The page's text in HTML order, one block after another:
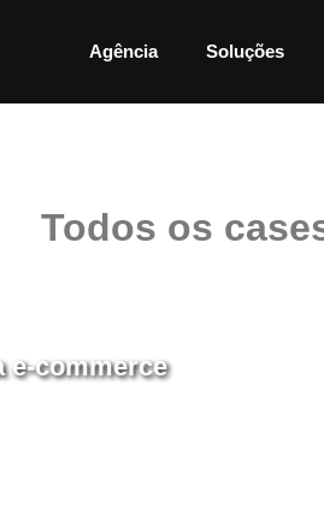
Agência Soluções
Todos os
e-commerce